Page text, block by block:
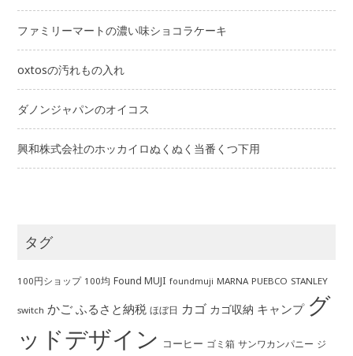
ファミリーマートの濃い味ショコラケーキ
oxtosの汚れもの入れ
ダノンジャパンのオイコス
興和株式会社のホッカイロぬくぬく当番くつ下用
タグ
100円ショップ 100均 Found MUJI foundmuji MARNA PUEBCO STANLEY
switch かご ふるさと納税 ほぼ日 カゴ カゴ収納 キャンプ グ
ッドデザイン コーヒー ゴミ箱 サンワカンパニー ジ